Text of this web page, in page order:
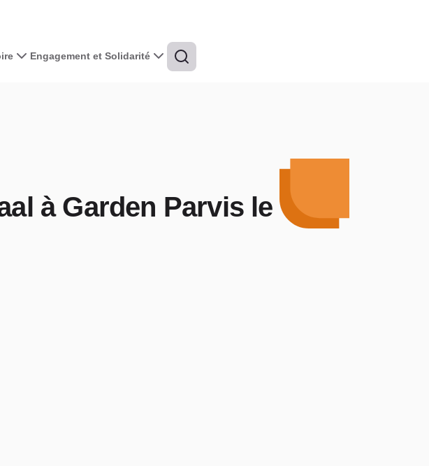
Engagement et Solidarité
à Garden Parvis le